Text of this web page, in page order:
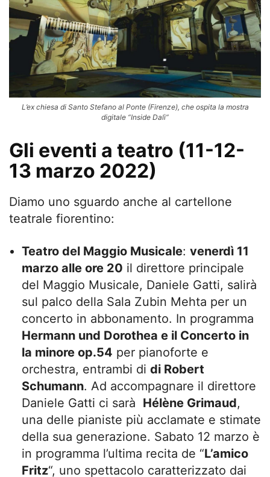
L’ex chiesa di Santo Stefano al Ponte (Firenze), che ospita la mostra
digitale “Inside Dalì”
Gli eventi a teatro (11-12-
13 marzo 2022)
Diamo uno sguardo anche al cartellone
teatrale fiorentino:
Teatro del Maggio Musicale: venerdì 11
marzo alle ore 20 il direttore principale
del Maggio Musicale, Daniele Gatti, salirà
sul palco della Sala Zubin Mehta per un
concerto in abbonamento. In programma
Hermann und Dorothea e il Concerto in
la minore op.54 per pianoforte e
orchestra, entrambi di di Robert
Schumann. Ad accompagnare il direttore
Daniele Gatti ci sarà Hélène Grimaud,
una delle pianiste più acclamate e stimate
della sua generazione. Sabato 12 marzo è
in programma l’ultima recita de “L’amico
Fritz“, uno spettacolo caratterizzato dai